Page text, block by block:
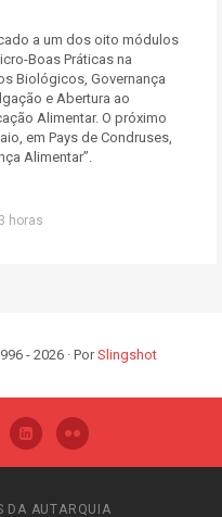
a um dos oito módulos
Boas Práticas na
Biológicos, Governança
e Abertura ao
Alimentar. O próximo
em Pays de Condruses,
Alimentar”.
horas
- 2026 · PorSlingshot
DA AUTARQUIA